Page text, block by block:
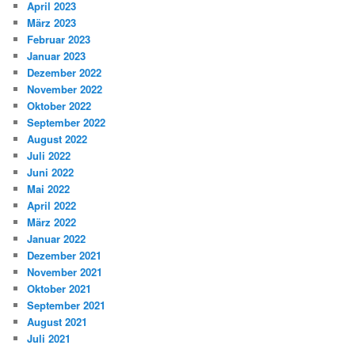
April 2023
März 2023
Februar 2023
Januar 2023
Dezember 2022
November 2022
Oktober 2022
September 2022
August 2022
Juli 2022
Juni 2022
Mai 2022
April 2022
März 2022
Januar 2022
Dezember 2021
November 2021
Oktober 2021
September 2021
August 2021
Juli 2021